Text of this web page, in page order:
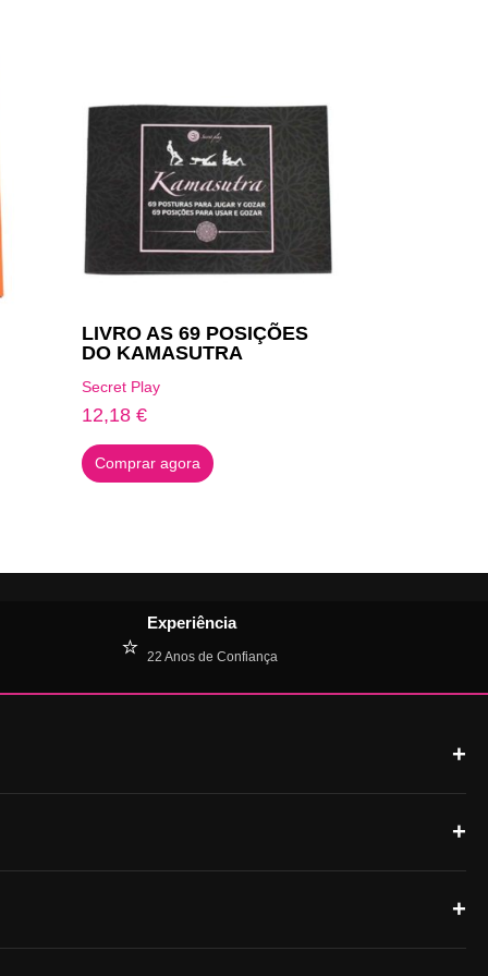
LIVRO AS 69 POSIÇÕES
DO KAMASUTRA
Secret Play
12,18€
Comprar agora
⭐
Experiência
22 Anos de Confiança